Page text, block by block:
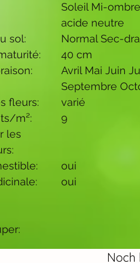
Soleil Mi-ombre
acide neutre
sol:
Normal Sec-
40 cm
Avril Mai Juin
Septembre
fleurs:
varié
m²:
9
les
oui
oui
Noch